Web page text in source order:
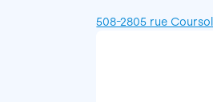
508-2805 rue